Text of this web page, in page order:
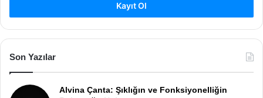
Kayıt Ol
Son Yazılar
Alvina Çanta: Şıklığın ve Fonksiyonelliğin